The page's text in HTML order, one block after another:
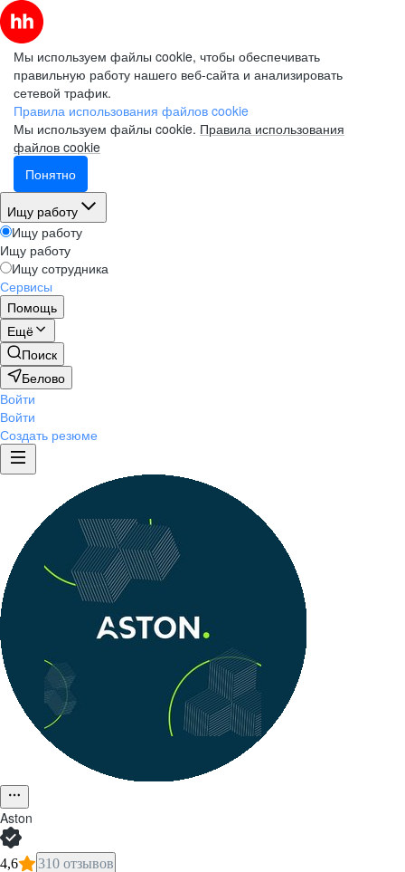
Мы используем файлы cookie, чтобы обеспечивать
правильную работу нашего веб-сайта и анализировать
сетевой трафик.
Правила использования файлов cookie
Мы используем файлы cookie. Правила использования
файлов cookie
Понятно
Ищу работу
Ищу работу
Ищу работу
Ищу сотрудника
Сервисы
Помощь
Ещё
Поиск
Белово
Войти
Войти
Создать резюме
Aston
4,6 310 отзывов